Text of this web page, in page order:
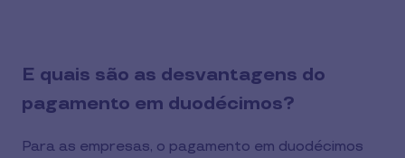
E quais são as desvantagens do
pagamento em duodécimos?
Para as empresas, o pagamento em duodécimos